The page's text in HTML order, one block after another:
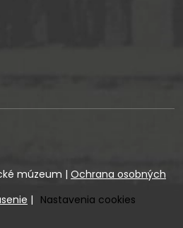
múzeum | Ochrana osobných
| Nastavenia cookies